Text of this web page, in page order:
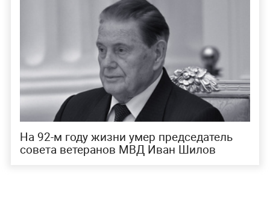
На 92-м году жизни умер председатель
совета ветеранов МВД Иван Шилов